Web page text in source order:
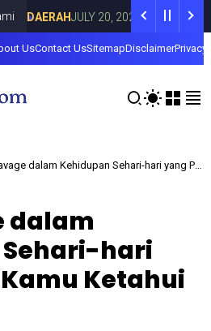
JULY 20, 2026 Fokus pada
UsContact UsSitemapDisclaimerPrivacy
dalam Kehidupan Sehari-hari yang Perlu Kamu Ketahui
dalam
hari
Ketahui